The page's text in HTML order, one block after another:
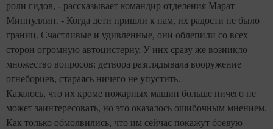
роли гидов, - рассказывает командир отделения Марат
Миннуллин. - Когда дети пришли к нам, их радости не было
границ. Счастливые и удивленные, они облепили со всех
сторон огромную автоцистерну. У них сразу же возникло
множество вопросов: детвора разглядывала вооружение
огнеборцев, стараясь ничего не упустить.
Казалось, что их кроме пожарных машин больше ничего не
может заинтересовать, но это оказалось ошибочным мнением.
Как только обмолвились, что им сейчас покажут боевую